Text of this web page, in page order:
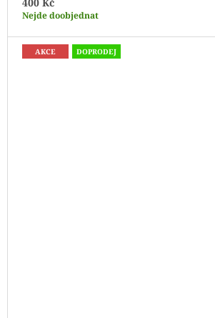
Nejde doobjednat
AKCE DOPRODEJ